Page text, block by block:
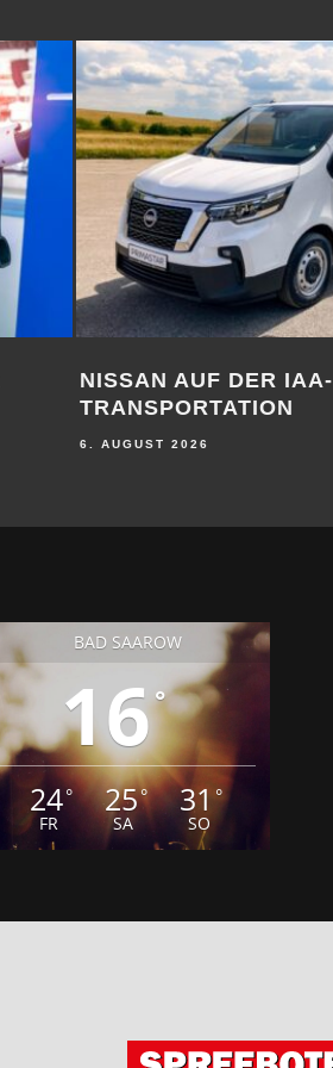
NISSAN AUF DER IAA-
TRANSPORTATION
6. AUGUST 2026
BAD SAAROW
16°
24°
FR
25°
SA
31°
SO